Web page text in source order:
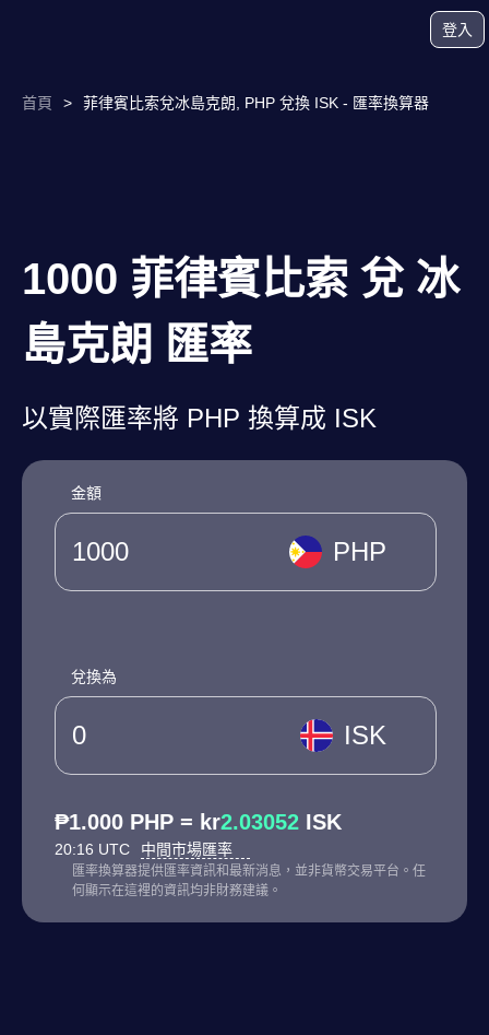
登入
首頁 > 菲律賓比索兌冰島克朗, PHP 兌換 ISK - 匯率換算器
1000 菲律賓比索 兌 冰
島克朗 匯率
以實際匯率將 PHP 換算成 ISK
金額
PHP
兌換為
ISK
₱1.000 PHP = kr2.03052 ISK
20:16 UTC 中間市場匯率
匯率換算器提供匯率資訊和最新消息，並非貨幣交易平台。任
何顯示在這裡的資訊均非財務建議。